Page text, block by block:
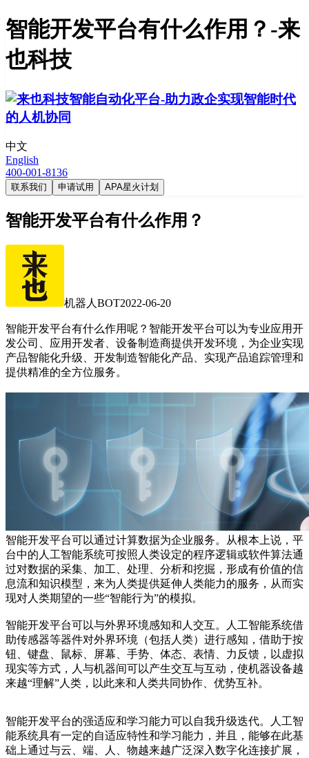
智能开发平台有什么作用？-来
也科技
中文
English
400-001-8136
联系我们 申请试用 APA星火计划
智能开发平台有什么作用？
机器人BOT2022-06-20
智能开发平台有什么作用呢？智能开发平台可以为专业应用开
发公司、应用开发者、设备制造商提供开发环境，为企业实现
产品智能化升级、开发制造智能化产品、实现产品追踪管理和
提供精准的全方位服务。
智能开发平台可以通过计算数据为企业服务。从根本上说，平
台中的人工智能系统可按照人类设定的程序逻辑或软件算法通
过对数据的采集、加工、处理、分析和挖掘，形成有价值的信
息流和知识模型，来为人类提供延伸人类能力的服务，从而实
现对人类期望的一些“智能行为”的模拟。
智能开发平台可以与外界环境感知和人交互。人工智能系统借
助传感器等器件对外界环境（包括人类）进行感知，借助于按
钮、键盘、鼠标、屏幕、手势、体态、表情、力反馈，以虚拟
现实等方式，人与机器间可以产生交互与互动，使机器设备越
来越“理解”人类，以此来和人类共同协作、优势互补。
智能开发平台的强适应和学习能力可以自我升级迭代。人工智
能系统具有一定的自适应特性和学习能力，并且，能够在此基
础上通过与云、端、人、物越来越广泛深入数字化连接扩展，